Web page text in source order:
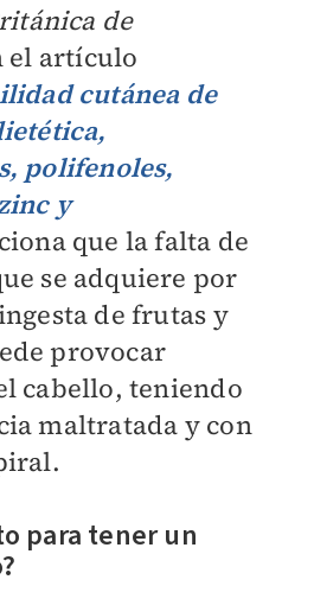
de
el artículo
cutánea de
polifenoles,
y
que la falta de
se adquiere por
de frutas y
provocar
cabello, teniendo
maltratada y con
para tener un